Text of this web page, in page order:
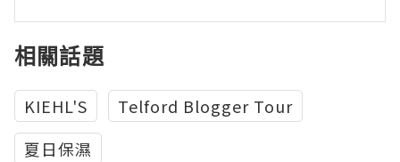
相關話題
KIEHL'S
Telford Blogger Tour
夏日保濕